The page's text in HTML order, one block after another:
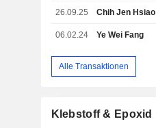
26.09.25 Chih Jen Hsiao
06.02.24 Ye Wei Fang
Alle Transaktionen
Klebstoff & Epoxid